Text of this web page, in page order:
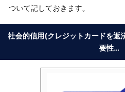
ついて記しておきます。
社会的信用(クレジットカードを返
要性…